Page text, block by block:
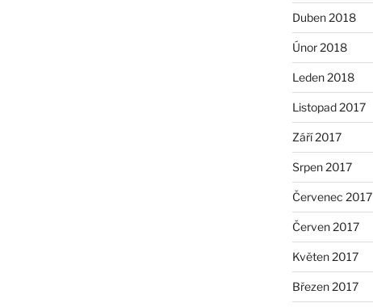
Duben 2018
Únor 2018
Leden 2018
Listopad 2017
Září 2017
Srpen 2017
Červenec 2017
Červen 2017
Květen 2017
Březen 2017